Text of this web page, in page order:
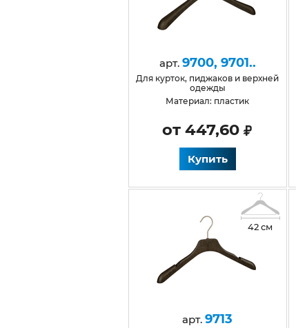
арт. 9700, 9701..
для курток, пиджаков и верхней
одежды
Материал: пластик
от 447,60
Купить
42 см
арт.9713